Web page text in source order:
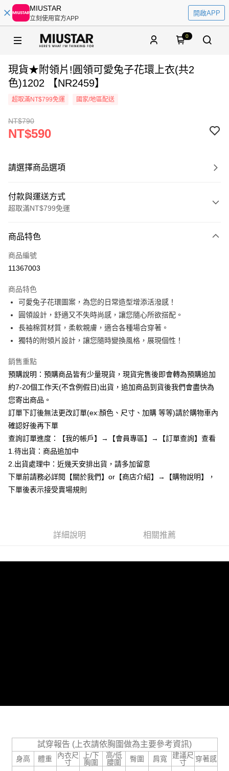
MIUSTAR
立刻使用官方APP
開啟APP
0
現貨★附領片!圓領可愛兔子花環上衣(共2
色)1202 【NR2459】
超取滿NT$799免運 國家/地區配送
NT$790
NT$590
請選擇商品選項
付款與運送方式
超取滿NT$799免運
信用卡一次付款
超商取貨付款
Apple Pay
街口支付
悠遊付
Google Pay
全支付
【關於「AFTEE先享後付」】
AFTEE先享後付是「在收到商品之後才付款」的支付方式。 讓您購物簡單
便利好安心！
１．簡單：不需註冊會員、不需綁卡、不需儲值。
２．便利：只要手機號碼，簡訊認證，即可結帳。
３．安心：先確認商品／服務後，再付款。
１．於結帳方式選擇「AFTEE先享後付」後，將跳轉至「AFTEE先享後付」
ATM／網路銀行／等多元方式進行付款，方視為交易完成。
※ 請注意：結帳手續完成當下不需立刻繳費，但若您需要取消訂單，請聯絡
請求用戶進行身份認證。
ATM付款
運送方式
全家付款取貨
每筆NT$85，滿NT$799(含以上)免運費
商品特色
商品編號
11367003
商品特色
可愛兔子花環圖案，為您的日常造型增添活潑感！
圓領設計，舒適又不失時尚感，讓您隨心所欲搭配。
長袖棉質材質，柔軟親膚，適合各種場合穿著。
獨特的附領片設計，讓您隨時變換風格，展現個性！
銷售重點
預購說明：預購商品皆有少量現貨，現貨完售後即會轉為預購追加
約7-20個工作天(不含例假日)出貨，追加商品到貨後我們會盡快為
您寄出商品。
訂單下訂後無法更改訂單(ex:顏色、尺寸、加購 等等)請於購物車內
確認好後再下單
查詢訂單進度：【我的帳戶】→【會員專區】→【訂單查詢】查看
1.待出貨：商品追加中
2.出貨處理中：近幾天安排出貨，請多加留意
下單前請務必詳閱【關於我們】or【商店介紹】→【購物說明】，
下單後表示接受賣場規則
詳細說明 相關推薦
試穿報告 (上衣請依胸圍做為主要參考資訊)
身高 體重
內衣尺
寸
上/下
胸圍
高/低
腰圍
臀圍 肩寬
建議尺
寸
穿著感